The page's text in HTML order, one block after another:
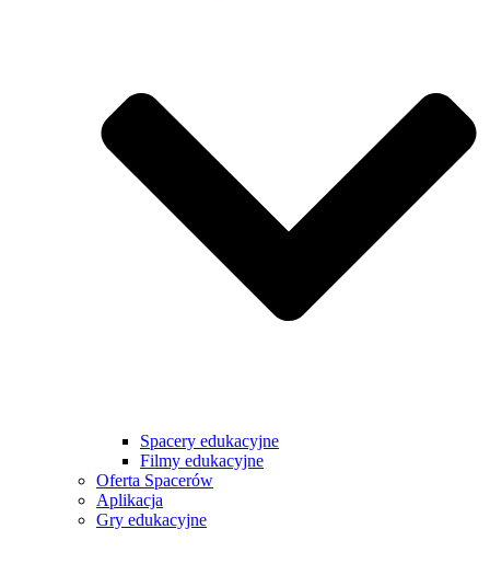
Spacery edukacyjne
Filmy edukacyjne
Oferta Spacerów
Aplikacja
Gry edukacyjne